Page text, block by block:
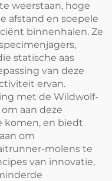
weerstaan, hoge
afstand en soepele
binnenhalen. Ze
statische aas
van deze
ervan.
met de Wildwolf-
aan deze
komen, en biedt
om
molens te
van innovatie,